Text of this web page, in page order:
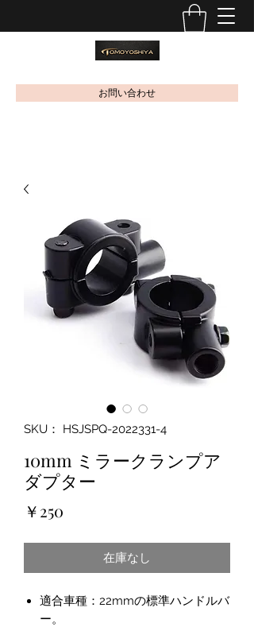
お問い合わせ
SKU： HSJSPQ-2022331-4
10mm ミラークランプア
ダプター
￥250
在庫なし
適合車種：22mmの標準ハンドルバ
ー。